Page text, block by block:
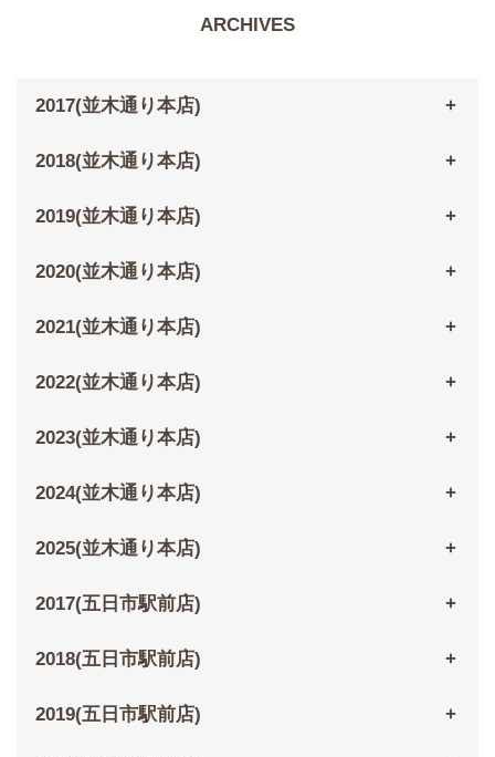
ARCHIVES
2017(並木通り本店)
2018(並木通り本店)
2019(並木通り本店)
2020(並木通り本店)
2021(並木通り本店)
2022(並木通り本店)
2023(並木通り本店)
2024(並木通り本店)
2025(並木通り本店)
2017(五日市駅前店)
2018(五日市駅前店)
2019(五日市駅前店)